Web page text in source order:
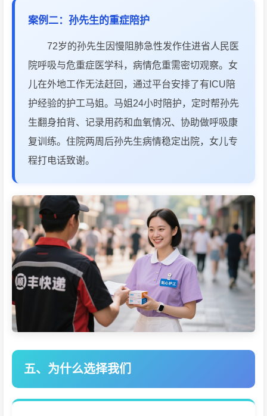
案例二：孙先生的重症陪护
72岁的孙先生因慢阻肺急性发作住进省人民医
院呼吸与危重症医学科，病情危重需密切观察。女
儿在外地工作无法赶回，通过平台安排了有ICU陪
护经验的护工马姐。马姐24小时陪护，定时帮孙先
生翻身拍背、记录用药和血氧情况、协助做呼吸康
复训练。住院两周后孙先生病情稳定出院，女儿专
程打电话致谢。
五、为什么选择我们